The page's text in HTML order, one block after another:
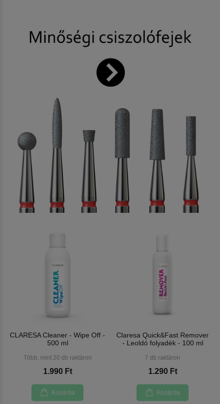
CLARESA Cleaner - Wipe Off -
500 ml
Több, mint 20 db raktáron
1.990 Ft
Kosárba
Claresa Quick&Fast Remover
- Leoldó folyadék - 100 ml
7 db raktáron
1.290 Ft
Kosárba